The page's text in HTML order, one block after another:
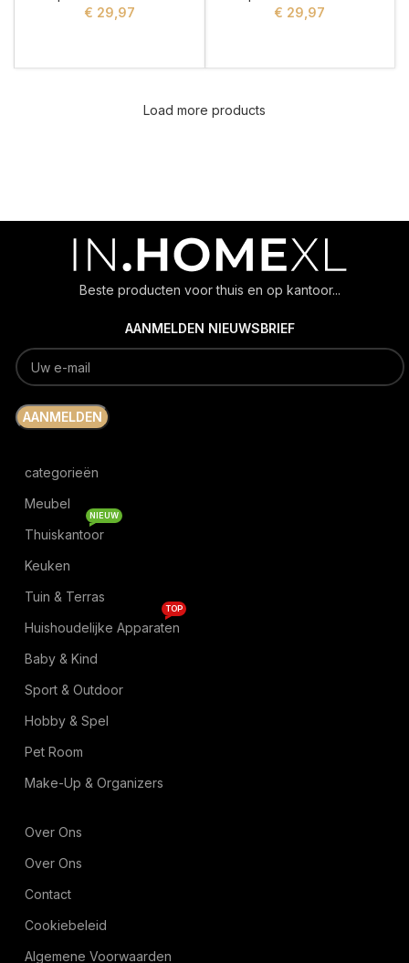
€ 29,97
€ 29,97
Load more products
Beste producten voor thuis en op kantoor...
AANMELDEN NIEUWSBRIEF
categorieën
Meubel
Thuiskantoor
NIEUW
Keuken
Tuin & Terras
Huishoudelijke Apparaten
TOP
Baby & Kind
Sport & Outdoor
Hobby & Spel
Pet Room
Make-Up & Organizers
Over Ons
Over Ons
Contact
Cookiebeleid
Algemene Voorwaarden